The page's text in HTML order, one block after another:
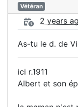
Vétéran
2 years
As-tu le d. de
ici r.1911
Albert et son